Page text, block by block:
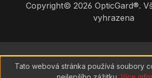
Copyright© 2026 OpticGard®.
vyhrazena
Tato webová stránka používá soubory